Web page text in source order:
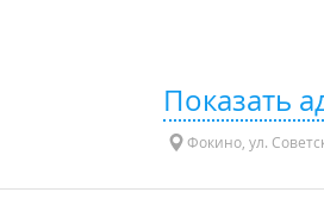
Показать
Фокино, ул.